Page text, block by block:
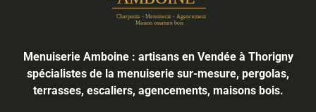
Menuiserie Amboine : artisans en Vendée à Thorigny
spécialistes de la menuiserie sur-mesure, pergolas,
terrasses, escaliers, agencements, maisons bois.